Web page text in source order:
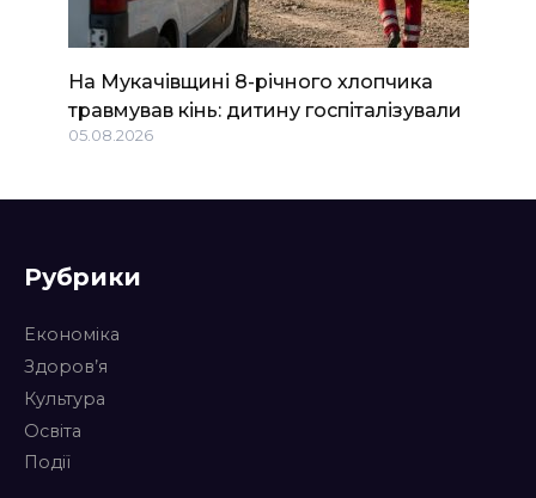
На Мукачівщині 8-річного хлопчика
травмував кінь: дитину госпіталізували
05.08.2026
Рубрики
Економіка
Здоров’я
Культура
Освіта
Події